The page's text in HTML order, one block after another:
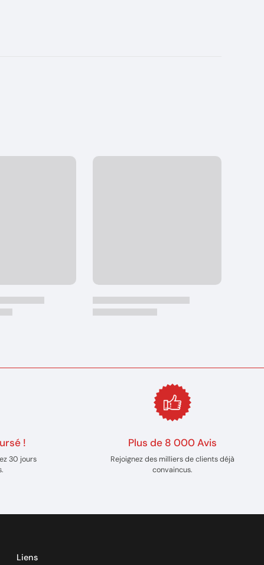
!
30 jours
Plus de 8 000 Avis
Rejoignez des milliers de clients déjà
convaincus.
Liens